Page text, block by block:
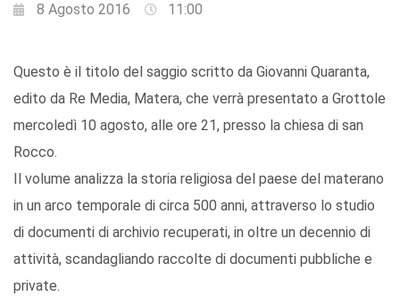
8 Agosto 2016 11:00
Questo è il titolo del saggio scritto da Giovanni Quaranta,
edito da Re Media, Matera, che verrà presentato a Grottole
mercoledì 10 agosto, alle ore 21, presso la chiesa di san
Rocco.
Il volume analizza la storia religiosa del paese del materano
in un arco temporale di circa 500 anni, attraverso lo studio
di documenti di archivio recuperati, in oltre un decennio di
attività, scandagliando raccolte di documenti pubbliche e
private.